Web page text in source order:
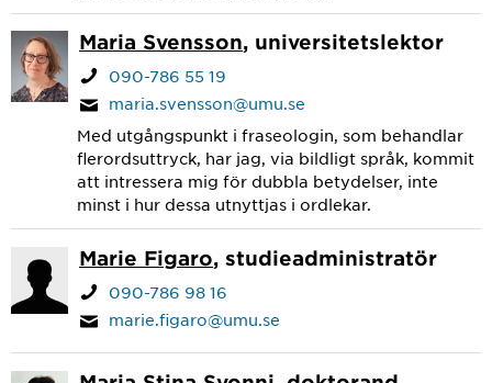
Maria Svensson, universitetslektor
090-786 55 19
maria.svensson@umu.se
Med utgångspunkt i fraseologin, som behandlar
flerordsuttryck, har jag, via bildligt språk, kommit
att intressera mig för dubbla betydelser, inte
minst i hur dessa utnyttjas i ordlekar.
Marie Figaro, studieadministratör
090-786 98 16
marie.figaro@umu.se